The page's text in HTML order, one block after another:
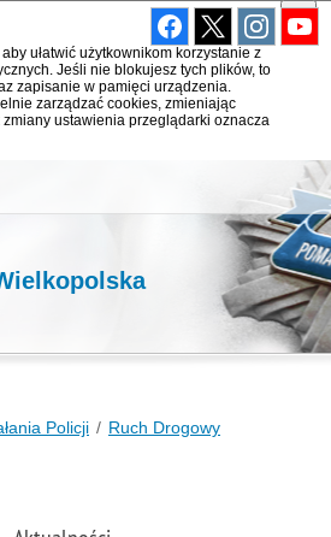
ułatwić użytkownikom korzystanie z
Jeśli nie blokujesz tych plików, to
zapisanie w pamięci urządzenia.
zarządzać cookies, zmieniając
ustawienia przeglądarki oznacza
Policji
Ruch Drogowy